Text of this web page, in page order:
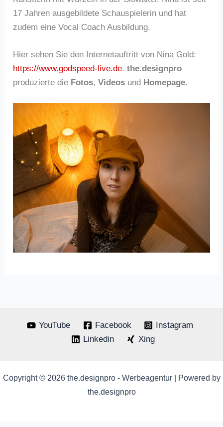
17 Jahren ausgebildete Schauspielerin und hat
zudem eine Vocal Coach Ausbildung.
Hier sehen Sie den Internetauftritt von Nina Gold:
https://www.godspeed-live.de.the.designpro
produzierte die Fotos,Videos und Homepage.
YouTube Facebook
Instagram
Linkedin
Xing
Copyright © 2026 the.designpro - Werbeagentur | Powered by
the.designpro